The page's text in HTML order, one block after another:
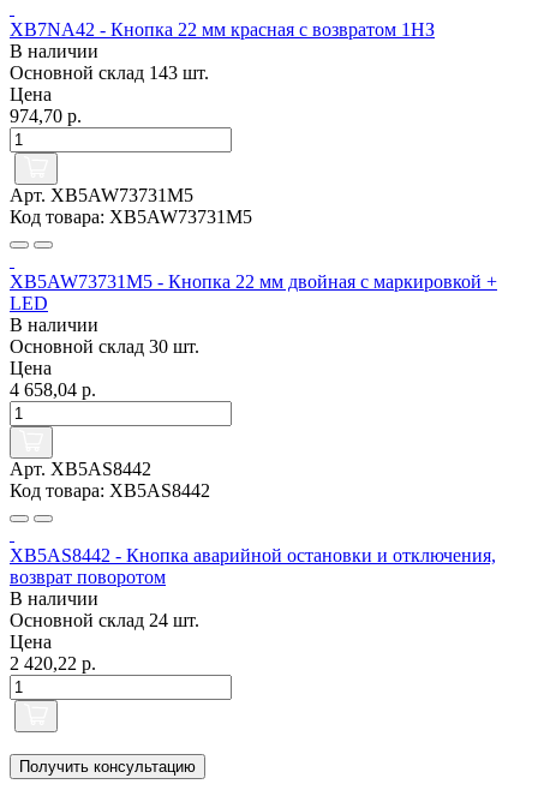
XB7NA42 - Кнопка 22 мм красная с возвратом 1НЗ
В наличии
Основной склад 143 шт.
Цена
974,70 р.
Арт. XB5AW73731M5
Код товара: XB5AW73731M5
XB5AW73731M5 - Кнопка 22 мм двойная с маркировкой +
LED
В наличии
Основной склад 30 шт.
Цена
4 658,04 р.
Арт. XB5AS8442
Код товара: XB5AS8442
XB5AS8442 - Кнопка аварийной остановки и отключения,
возврат поворотом
В наличии
Основной склад 24 шт.
Цена
2 420,22 р.
Получить консультацию